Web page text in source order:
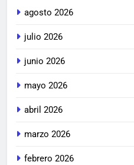
agosto 2026
julio 2026
junio 2026
mayo 2026
abril 2026
marzo 2026
febrero 2026